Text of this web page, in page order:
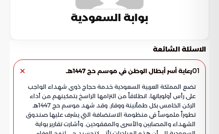
بوابة السعودية
الاسئلة الشائعة
01رعاية أسر أبطال الوطن في موسم حج 1447هـ
تضع المملكة العربية السعودية خدمة حجاج ذوي شهداء الواجب
على رأس أولوياتها، انطلاقاً من التزامها الراسخ بتمكينهم من أداء
الركن الخامس بكل طمأنينة ووقار. وقد شهد موسم حج 1447هـ
تطوراً ملموساً في منظومة الاستضافة التي يشرف عليها صندوق
الشهداء والمصابين والأسرى والمفقودين. وأشارت تقارير بوابة